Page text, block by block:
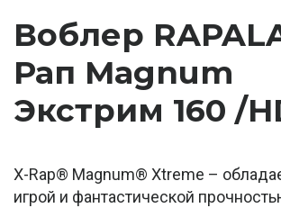
Воблер
Рап Magnum
Экстрим 160 /
X-Rap® Magnum® Xtreme –
игрой и фантастической